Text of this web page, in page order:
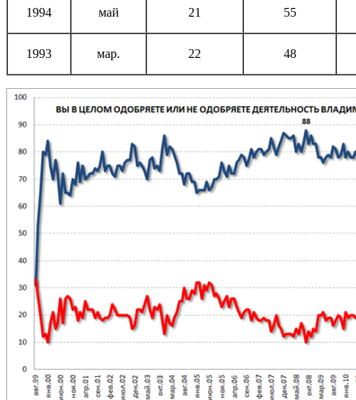
1994 май 21 55
1993 мар. 22 48